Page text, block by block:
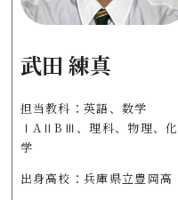
武田 練真
担当教科：英語、数学
ⅠAⅡBⅢ、理科、物理、化
学
出身高校：兵庫県立豊岡高